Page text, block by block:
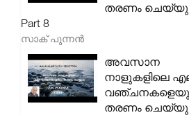
തരണം
Part 8
സാക് പുന്നൻ
അവസാന
നാളുകളിലെ
തരണം